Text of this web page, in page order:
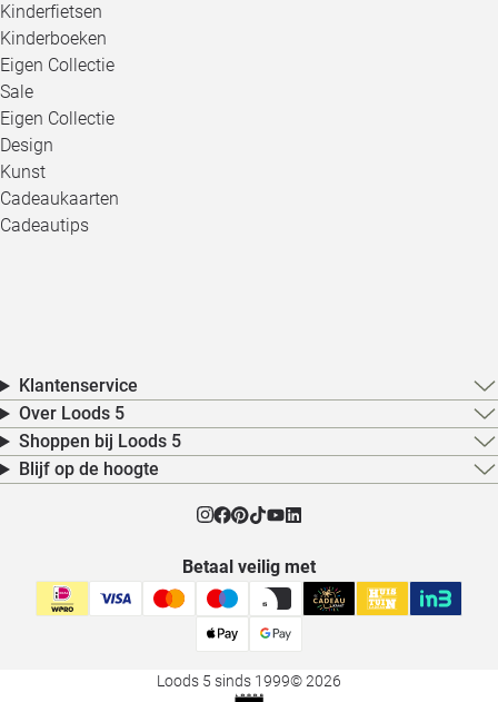
Kinderfietsen
Kinderboeken
Eigen Collectie
Sale
Eigen Collectie
Design
Kunst
Cadeaukaarten
Cadeautips
Klantenservice
Over Loods 5
Shoppen bij Loods 5
Blijf op de hoogte
Betaal veilig met
Loods 5 sinds 1999© 2026